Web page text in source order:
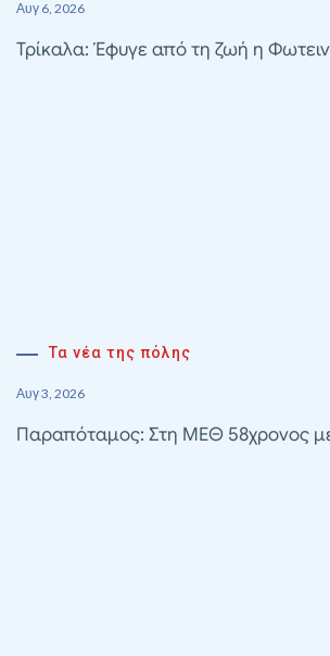
Αυγ 6, 2026
Τρίκαλα: Έφυγε από τη ζωή η
Τα νέα της πόλης
Αυγ 3, 2026
Παραπόταμος: Στη ΜΕΘ 58χρονος